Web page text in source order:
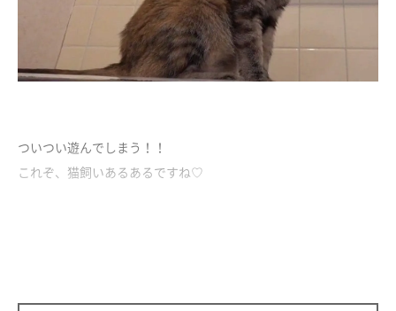
ついつい遊んでしまう！！
これぞ、猫飼いあるあるですね♡